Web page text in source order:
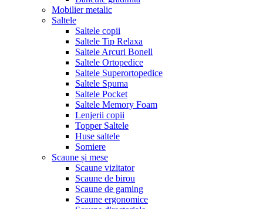
Mobilier metalic
Saltele
Saltele copii
Saltele Tip Relaxa
Saltele Arcuri Bonell
Saltele Ortopedice
Saltele Superortopedice
Saltele Spuma
Saltele Pocket
Saltele Memory Foam
Lenjerii copii
Topper Saltele
Huse saltele
Somiere
Scaune și mese
Scaune vizitator
Scaune de birou
Scaune de gaming
Scaune ergonomice